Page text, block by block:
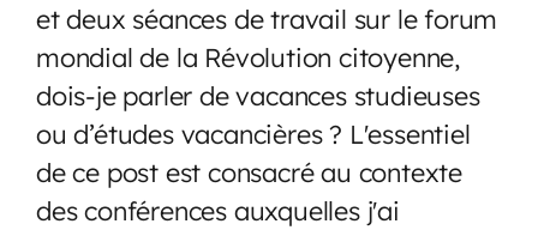
et deux séances de travail sur le forum
mondial de la Révolution citoyenne,
dois-je parler de vacances studieuses
ou d’études vacancières ? L'essentiel
de ce post est consacré au contexte
des conférences auxquelles j'ai